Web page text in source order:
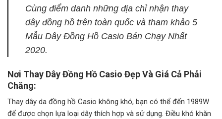
Cùng điểm danh những địa chỉ nhận thay
dây đồng hồ trên toàn quốc và tham khảo 5
Mẫu Dây Đồng Hồ Casio Bán Chạy Nhất
2020.
Nơi Thay Dây Đồng Hồ Casio Đẹp Và Giá Cả Phải
Chăng:
Thay dây da đồng hồ Casio không khó, bạn có thể đến 1989W
để được chọn lựa loại dây thích hợp và sử dụng. Điều khó khăn